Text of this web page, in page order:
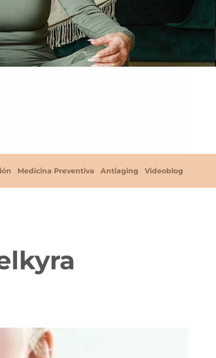
Medicina Preventiva Antiaging Videoblog